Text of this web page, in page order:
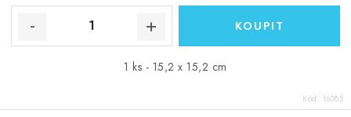
1 ks - 15,2 x 15,2 cm
Kód: 16085